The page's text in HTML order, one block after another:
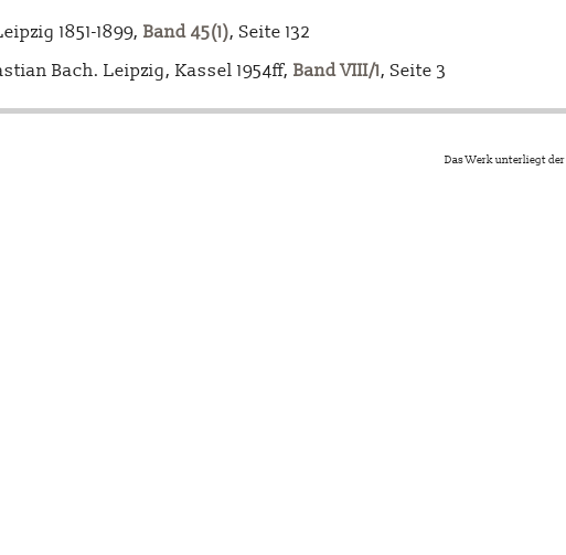
1851-1899, Band 45(1), Seite 132
Bach. Leipzig, Kassel 1954ff, Band VIII/1, Seite 3
Das Werk unterliegt der